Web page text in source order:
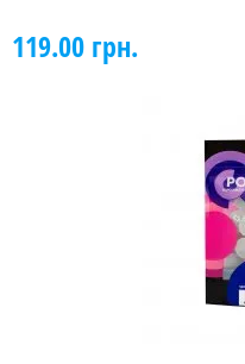
119.00 грн.